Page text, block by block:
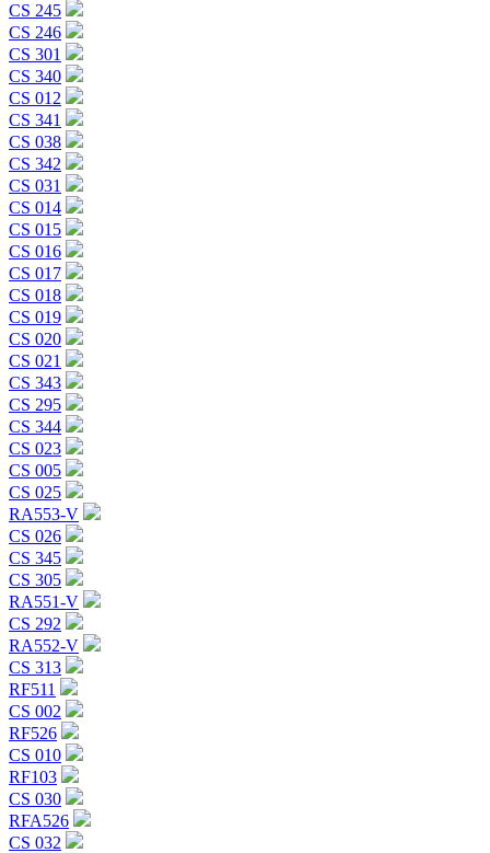
CS 245
CS 246
CS 301
CS 340
CS 012
CS 341
CS 038
CS 342
CS 031
CS 014
CS 015
CS 016
CS 017
CS 018
CS 019
CS 020
CS 021
CS 343
CS 295
CS 344
CS 023
CS 005
CS 025
RA553-V
CS 026
CS 345
CS 305
RA551-V
CS 292
RA552-V
CS 313
RF511
CS 002
RF526
CS 010
RF103
CS 030
RFA526
CS 032